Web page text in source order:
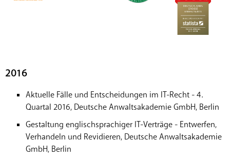
2016
Aktuelle Fälle und Entscheidungen im IT-Recht - 4.
Quartal 2016, Deutsche Anwaltsakademie GmbH, Berlin
Gestaltung englischsprachiger IT-Verträge - Entwerfen,
Verhandeln und Revidieren, Deutsche Anwaltsakademie
GmbH, Berlin